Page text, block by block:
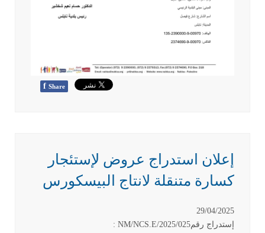
f Share
إعلان استدراج عروض لإستئجار
كسارة متنقلة لانتاج البيسكورس
29/04/2025
إستدراج رقم: NM/NCS.E/2025/025